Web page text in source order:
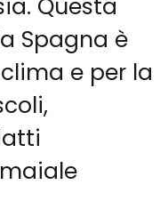
Questa
Spagna è
e per la